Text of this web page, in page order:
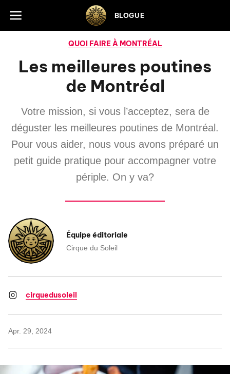
Skip to footer BLOGUE
QUOI FAIRE À MONTRÉAL
Les meilleures poutines
de Montréal
Votre mission, si vous l’acceptez, sera de
déguster les meilleures poutines de Montréal.
Pour vous aider, nous vous avons préparé un
petit guide pratique pour accompagner votre
périple. On y va?
Équipe éditoriale
Cirque du Soleil
cirquedusoleil
Apr. 29, 2024